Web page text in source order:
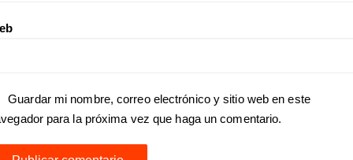
Guardar mi nombre, correo electrónico y sitio web en este
para la próxima vez que haga un comentario.